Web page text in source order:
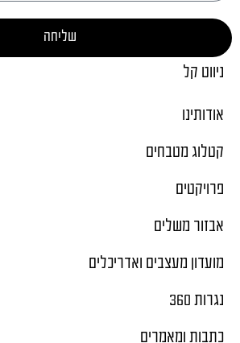
שליחה
ניווט קל
אודותינו
קטלוג מטבחים
פרויקטים
אבזור משלים
מועדון מעצבים ואדריכלים
נגרות 360
כתבות ומאמרים